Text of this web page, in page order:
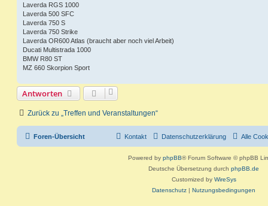
Laverda RGS 1000
Laverda 500 SFC
Laverda 750 S
Laverda 750 Strike
Laverda OR600 Atlas (braucht aber noch viel Arbeit)
Ducati Multistrada 1000
BMW R80 ST
MZ 660 Skorpion Sport
Antworten
Zurück zu „Treffen und Veranstaltungen“
Foren-Übersicht Alle
Datenschutzerklärung
Kontakt
Powered by phpBB® Forum Software © phpBB
Deutsche Übersetzung durch phpBB.de
Customized by WireSys
Datenschutz | Nutzungsbedingungen